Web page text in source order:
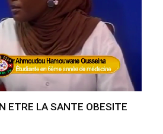
ETRE LA SANTE OBESITE